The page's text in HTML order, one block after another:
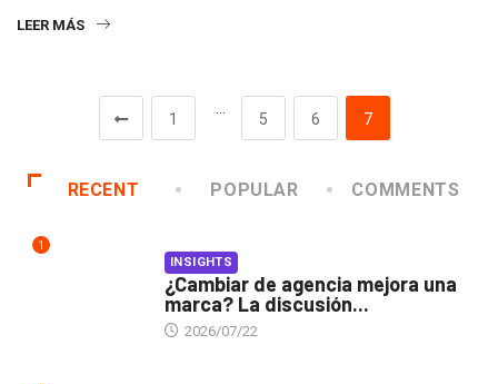
LEER MÁS
1 5 6 7
RECENT POPULAR COMMENTS
1
INSIGHTS
¿Cambiar de agencia mejora una
marca? La discusión...
2026/07/22